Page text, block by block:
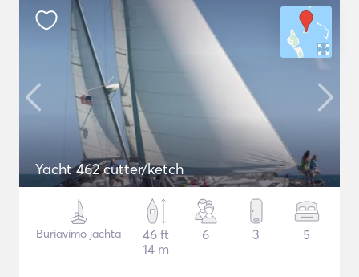
Yacht 462 cutter/ketch
Buriavimo jachta
46 ft
14 m
6 3 5